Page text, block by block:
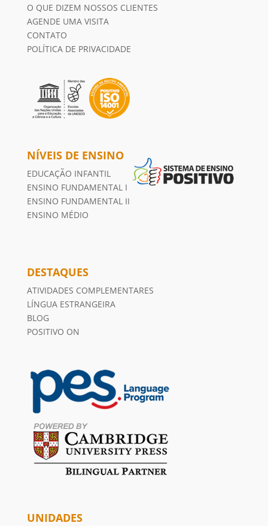
O QUE DIZEM NOSSOS CLIENTES
AGENDE UMA VISITA
CONTATO
POLÍTICA DE PRIVACIDADE
NÍVEIS DE ENSINO
EDUCAÇÃO INFANTIL
ENSINO FUNDAMENTAL I
ENSINO FUNDAMENTAL II
ENSINO MÉDIO
DESTAQUES
ATIVIDADES COMPLEMENTARES
LÍNGUA ESTRANGEIRA
BLOG
POSITIVO ON
UNIDADES